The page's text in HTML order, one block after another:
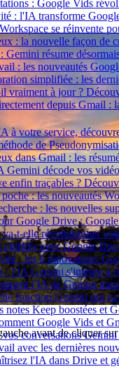
: Google Vids
: l'IA transforme
se réinvente
: la nouvelle façon de
Gemini résume
: les nouveautés
simplifiée : les
vraiment à jour ?
depuis Gmail
à votre service,
de
dans Gmail : les
Gemini décode vos
enfin traçables ?
: les nouveautés
: les nouvelles
Google Drive :
t-elle révolutionner
avec Google
: les 6 innovations
: l'IA Gemini s'intègre à
l'IA de Gemini
fonction Gemini qui va
notes Keep boostées et
Google Vids et
conversations
avec les dernières
l'IA dans Drive et
avant de cliquer sur